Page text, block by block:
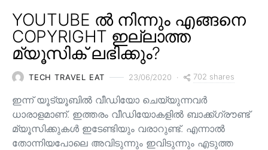
YOUTUBE ൽ നിന്നും എങ്ങനെ
COPYRIGHT ഇല്ലാത്ത
മ്യൂസിക് ലഭിക്കും?
TECH TRAVEL EAT 23/06/2020 702 shares
ഇന്ന് യൂട്യൂബിൽ വീഡിയോ ചെയ്യുന്നവർ
ധാരാളമാണ്. ഇത്തരം വീഡിയോകളിൽ ബാക്ക്ഗ്രൗണ്ട്
മ്യൂസിക്കുകൾ ഇടേണ്ടിയും വരാറുണ്ട്. എന്നാൽ
തോന്നിയപോലെ അവിടുന്നും ഇവിടുന്നും എടുത്ത